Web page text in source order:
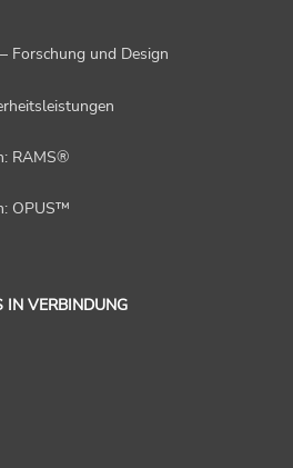
Forschung und Design
RAMS®
OPUS™
IN VERBINDUNG